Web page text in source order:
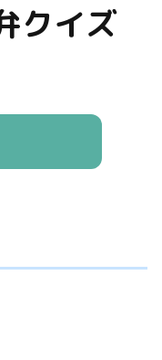
クイズ